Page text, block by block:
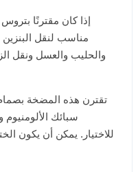
إذا كان مقترنًا
مناسب لنقل
والحليب والعسل ونقل
تقترن هذه المضخة
سبائك
للاختيار. يمكن أن يكون